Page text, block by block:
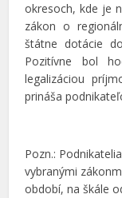
okresoch, kde je
zákon o
štátne dotácie
Pozitívne bol
legalizáciou
prináša
Pozn.:
vybranými
období, na škále